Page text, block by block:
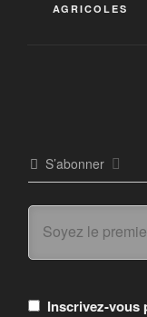
AGRICOLES
S’abonner
Inscrivez-vous